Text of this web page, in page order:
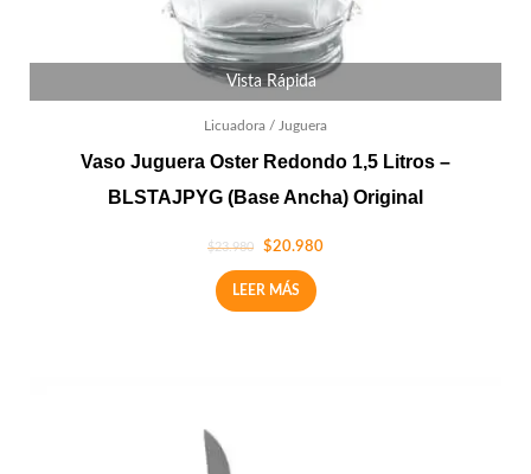
Vista Rápida
Licuadora / Juguera
Vaso Juguera Oster Redondo 1,5 Litros –
BLSTAJPYG (Base Ancha) Original
$23.980 $20.980
LEER MÁS